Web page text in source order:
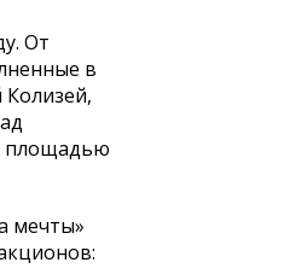
От
в
площадью
мечты»